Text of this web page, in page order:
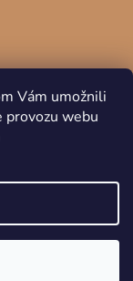
Vám umožnili
provozu webu